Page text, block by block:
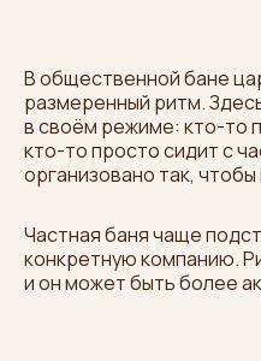
В общественной бане
размеренный ритм.
в своём режиме: кто-то
кто-то просто сидит с
организовано так,
Частная баня чаще
конкретную компанию.
и он может быть более